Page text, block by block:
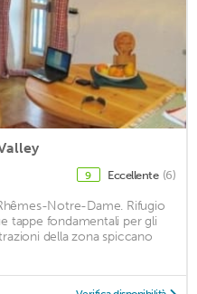
9 Eccellente (6)
Notre-Dame. Rifugio
tappe fondamentali per gli
della zona spiccano